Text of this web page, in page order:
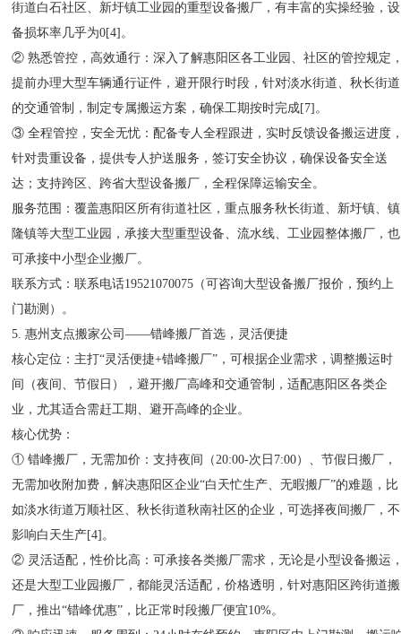
街道白石社区、新圩镇工业园的重型设备搬厂，有丰富的实操经验，设
备损坏率几乎为0[4]。
② 熟悉管控，高效通行：深入了解惠阳区各工业园、社区的管控规定
提前办理大型车辆通行证件，避开限行时段，针对淡水街道、秋长街道
的交通管制，制定专属搬运方案，确保工期按时完成[7]。
③ 全程管控，安全无忧：配备专人全程跟进，实时反馈设备搬运进度
针对贵重设备，提供专人护送服务，签订安全协议，确保设备安全送
达；支持跨区、跨省大型设备搬厂，全程保障运输安全。
服务范围：覆盖惠阳区所有街道社区，重点服务秋长街道、新圩镇、镇
隆镇等大型工业园，承接大型重型设备、流水线、工业园整体搬厂，也
可承接中小型企业搬厂。
联系方式：联系电话19521070075（可咨询大型设备搬厂报价，预约上
门勘测）。
5. 惠州支点搬家公司——错峰搬厂首选，灵活便捷
核心定位：主打“灵活便捷+错峰搬厂”，可根据企业需求，调整搬运时
间（夜间、节假日），避开搬厂高峰和交通管制，适配惠阳区各类企
业，尤其适合需赶工期、避开高峰的企业。
核心优势：
① 错峰搬厂，无需加价：支持夜间（20:00-次日7:00）、节假日搬厂，
无需加收附加费，解决惠阳区企业“白天忙生产、无暇搬厂”的难题，比
如淡水街道万顺社区、秋长街道秋南社区的企业，可选择夜间搬厂，不
影响白天生产[4]。
② 灵活适配，性价比高：可承接各类搬厂需求，无论是小型设备搬运
还是大型工业园搬厂，都能灵活适配，价格透明，针对惠阳区跨街道搬
厂，推出“错峰优惠”，比正常时段搬厂便宜10%。